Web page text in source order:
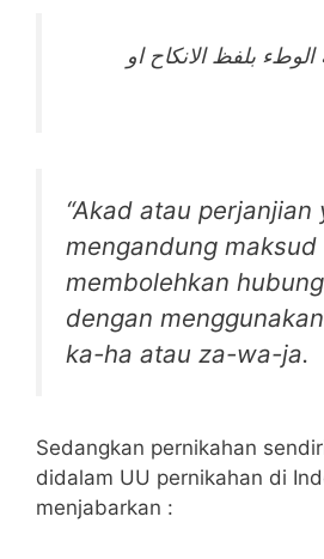
بلفظ الانكاح او
“Akad atau perjanjian
mengandung maksud
membolehkan
dengan
ka-ha atau za-wa-ja.
Sedangkan pernikahan
didalam UU pernikahan di
menjabarkan :